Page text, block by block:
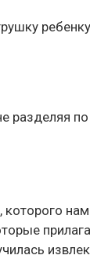
разделяя
которого